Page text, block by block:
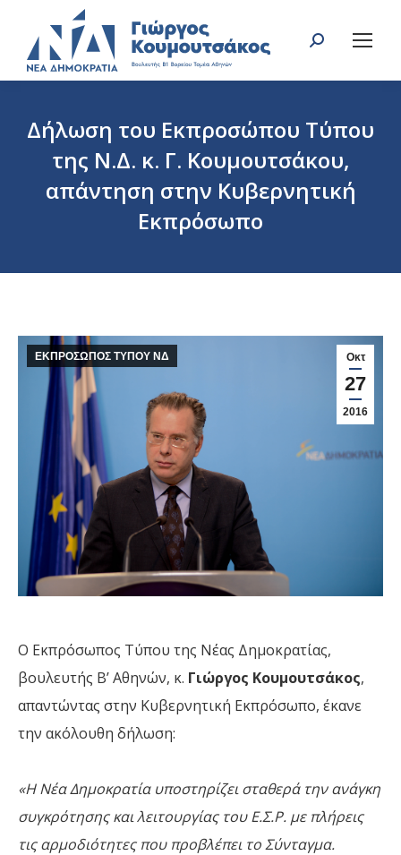
Search:
Δήλωση του Εκπροσώπου Τύπου
της Ν.Δ. κ. Γ. Κουμουτσάκου,
απάντηση στην Κυβερνητική
Εκπρόσωπο
Οκτ
27
2016
ΕΚΠΡΟΣΩΠΟΣ ΤΥΠΟΥ ΝΔ
Ο Εκπρόσωπος Τύπου της Νέας Δημοκρατίας,
βουλευτής Β’ Αθηνών, κ. Γιώργος Κουμουτσάκος,
απαντώντας στην Κυβερνητική Εκπρόσωπο, έκανε
την ακόλουθη δήλωση:
«Η Νέα Δημοκρατία υποστηρίζει σταθερά την ανάγκη
συγκρότησης και λειτουργίας του Ε.Σ.Ρ. με πλήρεις
τις αρμοδιότητες που προβλέπει το Σύνταγμα.